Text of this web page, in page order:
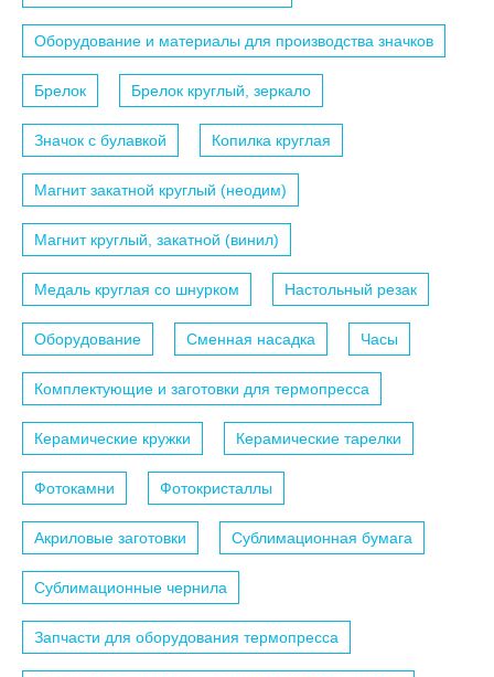
Оборудование и материалы для производства значков
Брелок Брелок круглый, зеркало
Значок с булавкой Копилка круглая
Магнит закатной круглый (неодим)
Магнит круглый, закатной (винил)
Медаль круглая со шнурком Настольный резак
Оборудование Сменная насадка Часы
Комплектующие и заготовки для термопресса
Керамические кружки Керамические тарелки
Фотокамни Фотокристаллы
Акриловые заготовки Сублимационная бумага
Сублимационные чернила
Запчасти для оборудования термопресса